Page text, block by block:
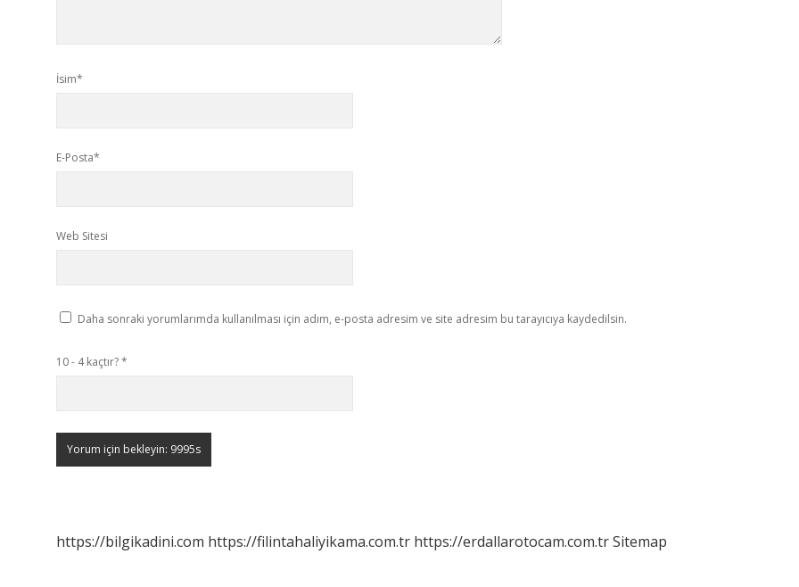
İsim*
E-Posta*
Web Sitesi
Daha sonraki yorumlarımda kullanılması için adım, e-posta adresim ve site adresim bu tarayıcıya kaydedilsin.
10 - 4 kaçtır?*
https://bilgikadini.com https://filintahaliyikama.com.tr https://erdallarotocam.com.trSitemap